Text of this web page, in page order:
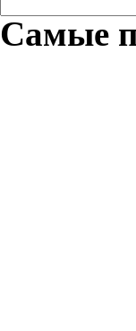
Самые